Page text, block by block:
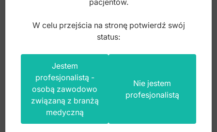
Skrobaczka dermatologiczna
Sondy/Kopytka/Szpatułki
Stojak na kleszcze
Szczypce do gazików
Tacki nerka
Brzytwa, plastikowy uchwyt
Index: BK.792.000
W celu przejścia na stronę potwierdź swój
status:
Jestem
profesjonalistą -
osobą zawodowo
związaną z branżą
medyczną
Nie jestem
profesjonalistą